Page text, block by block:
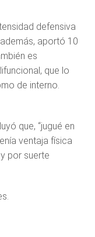
defensiva
aportó 10
es
que lo
de interno.
que, “jugué en
ventaja física
por suerte